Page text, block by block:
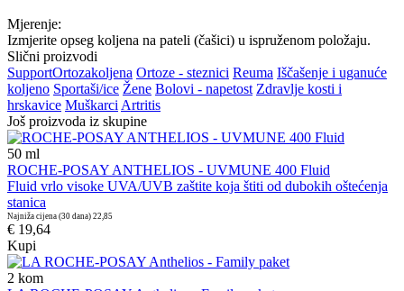
Mjerenje:
Izmjerite opseg koljena na pateli (čašici) u ispruženom položaju.
Slični proizvodi
SupportOrtozakoljena Ortoze - steznici Reuma Iščašenje i uganuće
koljeno Sportaši/ice Žene Bolovi - napetost Zdravlje kosti i
hrskavice Muškarci Artritis
Još proizvoda iz skupine
50 ml
ROCHE-POSAY ANTHELIOS - UVMUNE 400 Fluid
Fluid vrlo visoke UVA/UVB zaštite koja štiti od dubokih oštećenja
stanica
Najniža cijena (30 dana) 22,85
€ 19,64
Kupi
2 kom